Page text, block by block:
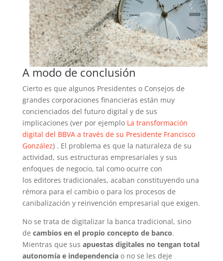
A modo de conclusión
Cierto es que algunos Presidentes o Consejos de
grandes corporaciones financieras están muy
concienciados del futuro digital y de sus
implicaciones (ver por ejemplo La transformación
digital del BBVA a través de su Presidente Francisco
González) . El problema es que la naturaleza de su
actividad, sus estructuras empresariales y sus
enfoques de negocio, tal como ocurre con
los editores tradicionales, acaban constituyendo una
rémora para el cambio o para los procesos de
canibalización y reinvención empresarial que exigen.
No se trata de digitalizar la banca tradicional, sino
de cambios en el propio concepto de banco.
Mientras que sus apuestas digitales no tengan total
autonomía e independenciao no se les deje